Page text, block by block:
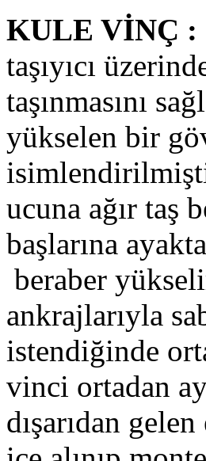
KULE VİNÇ :
taşıyıcı
taşınmasını
yükselen bir
ucuna ağır taş
başlarına
beraber
ankrajlarıyla
istendiğinde
vinci ortadan
dışarıdan